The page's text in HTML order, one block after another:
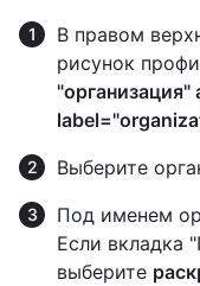
В правом
рисунок
Выберите
Под именем
Если вкладка
выберите